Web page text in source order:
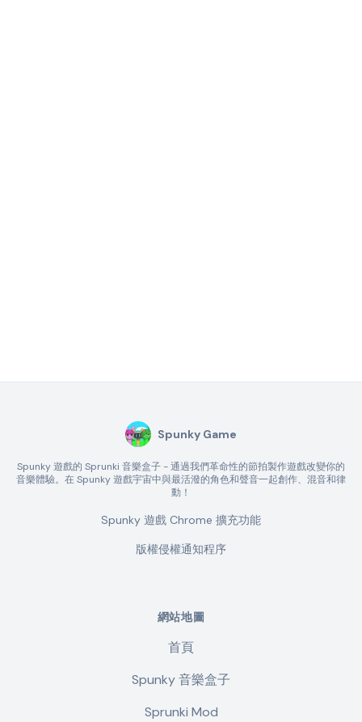
Spunky Game
Spunky 遊戲的 Sprunki 音樂盒子 - 通過我們革命性的節拍製作遊戲改變你的
音樂體驗。在 Spunky 遊戲宇宙中與最活潑的角色和聲音一起創作、混音和律
動！
Spunky 遊戲 Chrome 擴充功能
版權侵權通知程序
網站地圖
首頁
Spunky 音樂盒子
Sprunki Mod